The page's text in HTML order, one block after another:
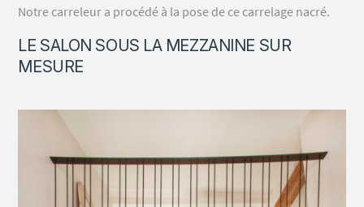
Notre carreleur a procédé à la pose de ce carrelage nacré.
LE SALON SOUS LA MEZZANINE SUR
MESURE